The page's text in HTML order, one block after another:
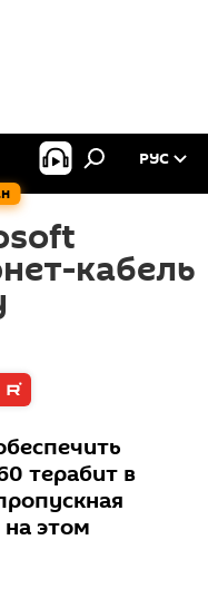
РУС
кабель
терабит в
этом